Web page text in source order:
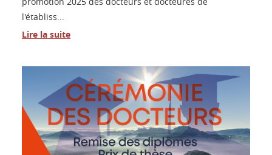
l'établiss...
Lire la suite